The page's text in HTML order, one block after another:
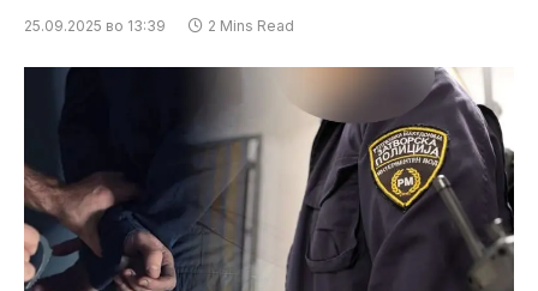
25.09.2025 во 13:39 2 Mins Read